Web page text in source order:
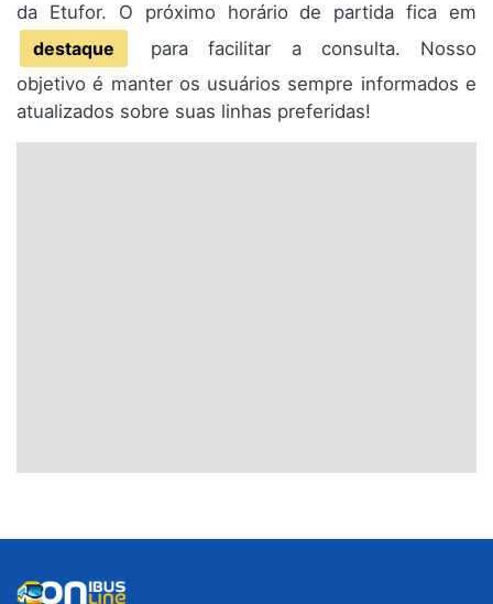
da Etufor. O próximo horário de partida fica em
destaque
para facilitar a consulta. Nosso
objetivo é manter os usuários sempre informados e
atualizados sobre suas linhas preferidas!